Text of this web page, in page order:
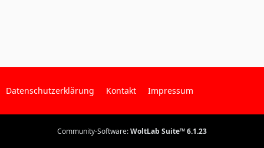
Datenschutzerklärung Kontakt Impressum
Community-Software:WoltLab Suite™ 6.1.23